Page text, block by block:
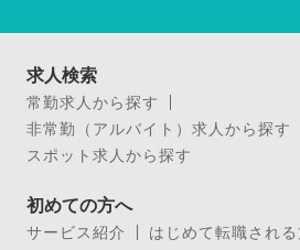
求人検索
常勤求人から探す
非常勤（アルバイト）求人から探す
スポット求人から探す
初めての方へ
サービス紹介
はじめて転職され